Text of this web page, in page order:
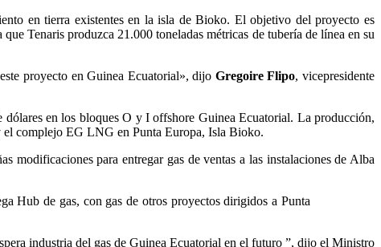
en tierra existentes en la isla de Bioko. El objetivo del proyecto es
Tenaris produzca 21.000 toneladas métricas de tubería de línea en su
proyecto en Guinea Ecuatorial», dijo Gregoire Flipo, vicepresidente
en los bloques O y I offshore Guinea Ecuatorial. La producción,
el complejo EG LNG en Punta Europa, Isla Bioko.
modificaciones para entregar gas de ventas a las instalaciones de Alba
Hub de gas, con gas de otros proyectos dirigidos a Punta
industria del gas de Guinea Ecuatorial en el futuro ”, dijo el Ministro